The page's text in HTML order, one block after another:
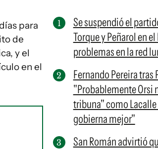
para
de
y el
en el
Se suspendió el
Torque y Peñarol en
problemas en la red
Fernando Pereira tras
"Probablemente Orsi
tribuna" como
gobierna mejor"
San Román advirtió